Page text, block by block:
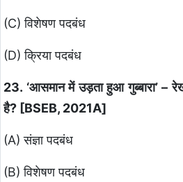
(C) विशेषण पदबंध
(D) क्रिया पदबंध
23. ‘आसमान में उड़ता हुआ गुब्बारा’ –
है? [BSEB, 2021A]
(A) संज्ञा पदबंध
(B) विशेषण पदबंध